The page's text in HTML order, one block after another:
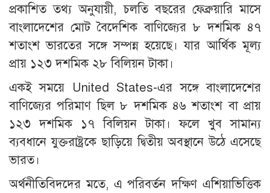
প্রকাশিত তথ্য অনুযায়ী, চলতি বছরের ফেব্রুয়ারি মাসে
বাংলাদেশের মোট বৈদেশিক বাণিজ্যের ৮ দশমিক ৪৭
শতাংশ ভারতের সঙ্গে সম্পন্ন হয়েছে। যার আর্থিক মূল্য
প্রায় ১২৩ দশমিক ২৮ বিলিয়ন টাকা।
একই সময়ে United States-এর সঙ্গে বাংলাদেশের
বাণিজ্যের পরিমাণ ছিল ৮ দশমিক ৪৬ শতাংশ বা প্রায়
১২৩ দশমিক ১৭ বিলিয়ন টাকা। ফলে খুব সামান্য
ব্যবধানে যুক্তরাষ্ট্রকে ছাড়িয়ে দ্বিতীয় অবস্থানে উঠে এসেছে
ভারত।
অর্থনীতিবিদদের মতে, এ পরিবর্তন দক্ষিণ এশিয়াভিত্তিক